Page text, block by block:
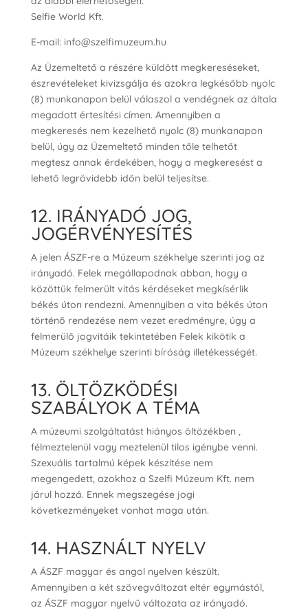
Selfie World Kft.
E-mail: info@szelfimuzeum.hu
Az Üzemeltető a részére küldött megkereséseket,
észrevételeket kivizsgálja és azokra legkésőbb nyolc
(8) munkanapon belül válaszol a vendégnek az általa
megadott értesítési címen. Amennyiben a
megkeresés nem kezelhető nyolc (8) munkanapon
belül, úgy az Üzemeltető minden tőle telhetőt
megtesz annak érdekében, hogy a megkeresést a
lehető legrövidebb időn belül teljesítse.
12. IRÁNYADÓ JOG,
JOGÉRVÉNYESÍTÉS
A jelen ÁSZF-re a Múzeum székhelye szerinti jog az
irányadó. Felek megállapodnak abban, hogy a
közöttük felmerült vitás kérdéseket megkísérlik
békés úton rendezni. Amennyiben a vita békés úton
történő rendezése nem vezet eredményre, úgy a
felmerülő jogvitáik tekintetében Felek kikötik a
Múzeum székhelye szerinti bíróság illetékességét.
13. ÖLTÖZKÖDÉSI
SZABÁLYOK A TÉMA
A múzeumi szolgáltatást hiányos öltözékben ,
félmeztelenül vagy meztelenül tilos igénybe venni.
Szexuális tartalmú képek készítése nem
megengedett, azokhoz a Szelfi Múzeum Kft. nem
járul hozzá. Ennek megszegése jogi
következményeket vonhat maga után.
14. HASZNÁLT NYELV
A ÁSZF magyar és angol nyelven készült.
Amennyiben a két szövegváltozat eltér egymástól,
az ÁSZF magyar nyelvű változata az irányadó.